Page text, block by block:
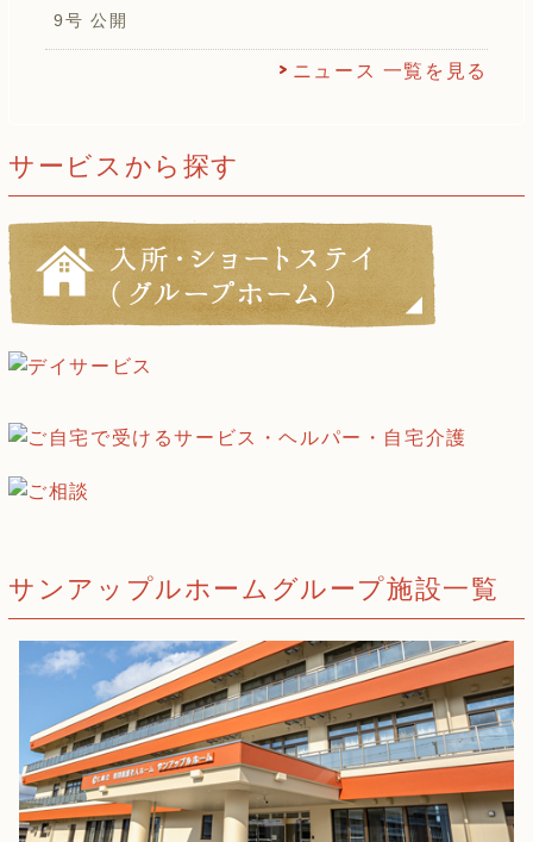
9号 公開
ニュース 一覧を見る
サービスから探す
サンアップルホームグループ施設一覧